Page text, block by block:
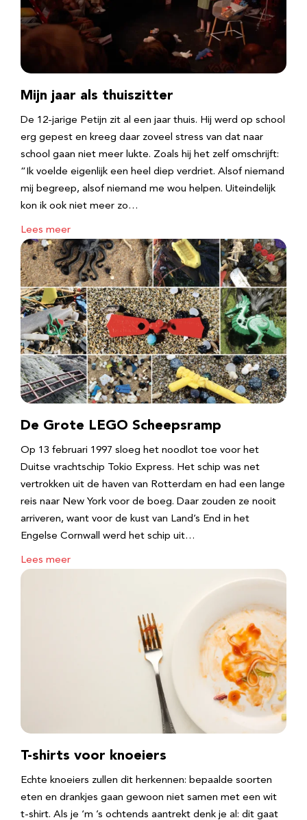
Mijn jaar als thuiszitter
De 12-jarige Petijn zit al een jaar thuis. Hij werd op school
erg gepest en kreeg daar zoveel stress van dat naar
school gaan niet meer lukte. Zoals hij het zelf omschrijft:
“Ik voelde eigenlijk een heel diep verdriet. Alsof niemand
mij begreep, alsof niemand me wou helpen. Uiteindelijk
kon ik ook niet meer zo…
Lees meer
De Grote LEGO Scheepsramp
Op 13 februari 1997 sloeg het noodlot toe voor het
Duitse vrachtschip Tokio Express. Het schip was net
vertrokken uit de haven van Rotterdam en had een lange
reis naar New York voor de boeg. Daar zouden ze nooit
arriveren, want voor de kust van Land’s End in het
Engelse Cornwall werd het schip uit…
Lees meer
T-shirts voor knoeiers
Echte knoeiers zullen dit herkennen: bepaalde soorten
eten en drankjes gaan gewoon niet samen met een wit
t-shirt. Als je ‘m ’s ochtends aantrekt denk je al: dit gaat